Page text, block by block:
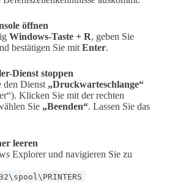
öffnen
Windows-Taste + R, geben Sie
bestätigen Sie mit Enter.
Dienst stoppen
den Dienst „Druckwarteschlange“
Klicken Sie mit der rechten
Sie „Beenden“. Lassen Sie das
leeren
Explorer und navigieren Sie zu